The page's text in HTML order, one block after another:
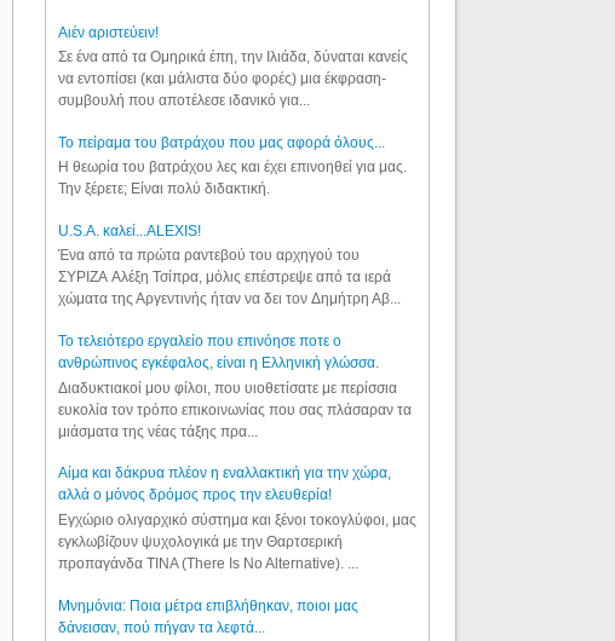
Aιέν αριστεύειν!
Σε ένα από τα Ομηρικά έπη, την Ιλιάδα, δύναται κανείς
να εντοπίσει (και μάλιστα δύο φορές) μια έκφραση-
συμβουλή που αποτέλεσε ιδανικό για...
Το πείραμα του βατράχου που μας αφορά όλους...
Η θεωρία του βατράχου λες και έχει επινοηθεί για μας.
Την ξέρετε; Είναι πολύ διδακτική.
U.S.A. καλεί...ALEXIS!
Ένα από τα πρώτα ραντεβού του αρχηγού του
ΣΥΡΙΖΑ Αλέξη Τσίπρα, μόλις επέστρεψε από τα ιερά
χώματα της Αργεντινής ήταν να δει τον Δημήτρη Αβ...
Το τελειότερο εργαλείο που επινόησε ποτε ο
ανθρώπινος εγκέφαλος, είναι η Ελληνική γλώσσα.
Διαδυκτιακοί μου φίλοι, που υιοθετίσατε με περίσσια
ευκολία τον τρόπο επικοινωνίας που σας πλάσαραν τα
μιάσματα της νέας τάξης πρα...
Αίμα και δάκρυα πλέον η εναλλακτική για την χώρα,
αλλά ο μόνος δρόμος προς την ελευθερία!
Εγχώριο ολιγαρχικό σύστημα και ξένοι τοκογλύφοι, μας
εγκλωβίζουν ψυχολογικά με την Θαρτσερική
προπαγάνδα TINA (There Is No Alternative). ...
Μνημόνια: Ποια μέτρα επιβλήθηκαν, ποιοι μας
δάνεισαν, πού πήγαν τα λεφτά...